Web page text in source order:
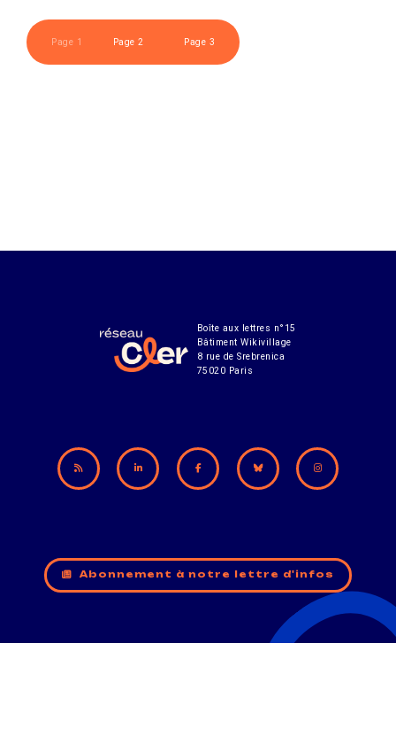
Page 1 Page 2 Page 3
Boîte aux lettres n°15
Bâtiment Wikivillage
8 rue de Srebrenica
75020 Paris
Abonnement à notre lettre d'infos